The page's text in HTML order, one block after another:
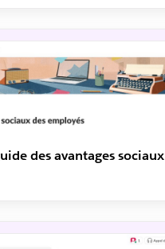
des avantages sociaux